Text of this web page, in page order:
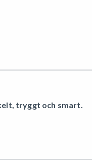
tryggt och smart.